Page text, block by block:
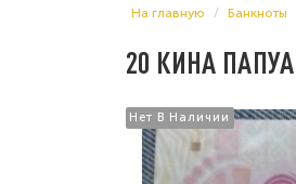
На главную Банкноты
20 КИНА
Нет В Наличии
Нет В Наличии